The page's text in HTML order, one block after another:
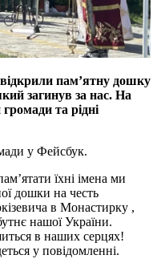
пам’ятну дошку
загинув за нас. На
та рідні
у Фейсбук.
їхні імена ми
дошки на честь
в Монастирку ,
нашої України.
в наших серцях!
у повідомленні.